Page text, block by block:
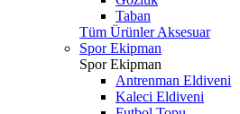
Taban
Tüm Ürünler Aksesuar
Spor Ekipman
Spor Ekipman
Antrenman Eldiveni
Kaleci Eldiveni